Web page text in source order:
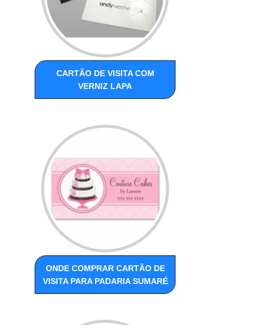
CARTÃO DE VISITA COM
VERNIZ LAPA
ONDE COMPRAR CARTÃO DE
VISITA PARA PADARIA SUMARÉ